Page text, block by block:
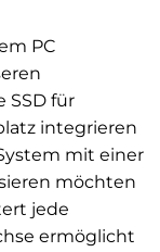
PC
SSD für
integrieren
mit einer
möchten
jede
ermöglicht